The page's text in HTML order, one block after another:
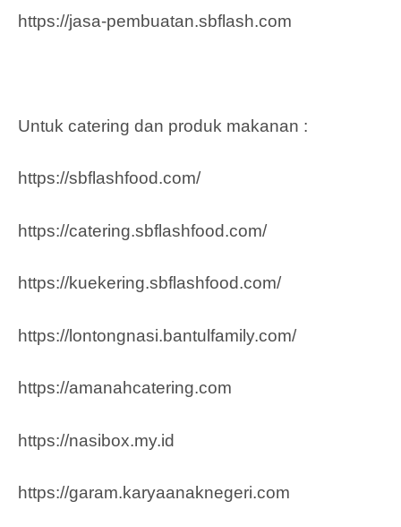
https://jasa-pembuatan.sbflash.com
Untuk catering dan produk makanan :
https://sbflashfood.com/
https://catering.sbflashfood.com/
https://kuekering.sbflashfood.com/
https://lontongnasi.bantulfamily.com/
https://amanahcatering.com
https://nasibox.my.id
https://garam.karyaanaknegeri.com